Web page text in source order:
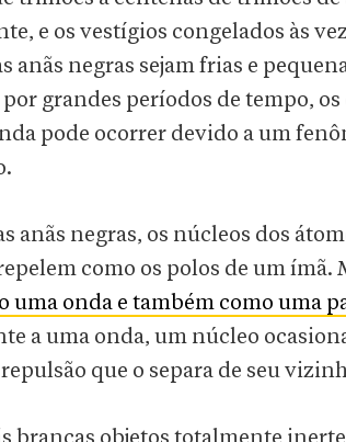
e os vestígios congelados às
anãs negras sejam frias e
grandes períodos de tempo,
pode ocorrer devido a um
anãs negras, os núcleos dos
como os polos de um ímã.
uma onda e também como uma
a uma onda, um núcleo
que o separa de seu